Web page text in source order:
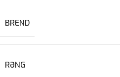
BREND
RƏNG